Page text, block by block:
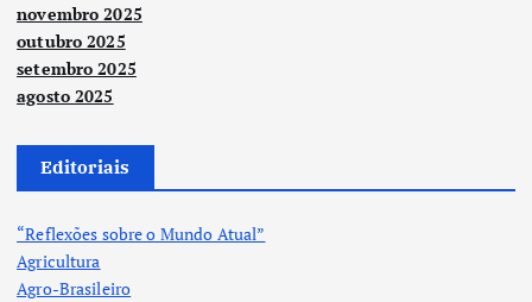
novembro 2025
outubro 2025
setembro 2025
agosto 2025
Editoriais
“Reflexões sobre o Mundo Atual”
Agricultura
Agro-Brasileiro